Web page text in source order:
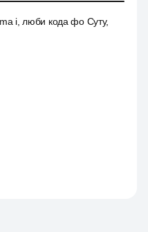
i, люби кода фо Суту,